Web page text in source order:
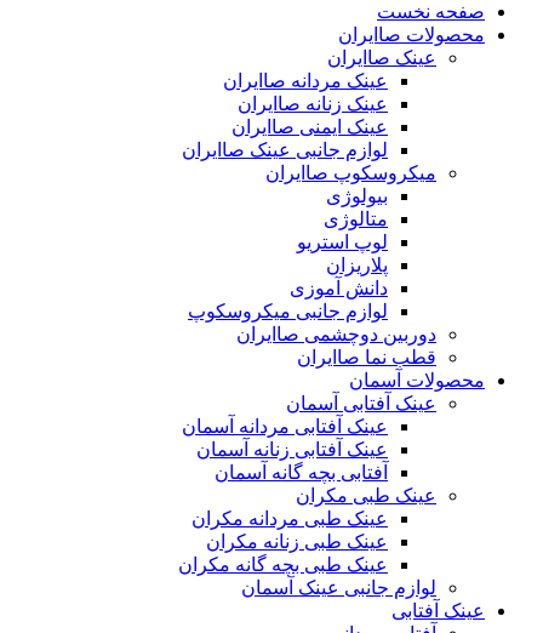
صفحه نخست
محصولات صاایران
عینک صاایران
عینک مردانه صاایران
عینک زنانه صاایران
عینک ایمنی صاایران
لوازم جانبی عینک صاایران
میکروسکوپ صاایران
بیولوژی
متالوژی
لوپ استریو
پلاریزان
دانش آموزی
لوازم جانبی میکروسکوپ
دوربین دوچشمی صاایران
قطب نما صاایران
محصولات آسمان
عینک آفتابی آسمان
عینک آفتابی مردانه آسمان
عینک آفتابی زنانه آسمان
آفتابی بچه گانه آسمان
عینک طبی مکران
عینک طبی مردانه مکران
عینک طبی زنانه مکران
عینک طبی بچه گانه مکران
لوازم جانبی عینک آسمان
عینک آفتابی